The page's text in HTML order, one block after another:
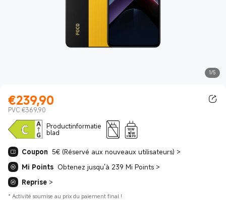
1/5
€239,90
Current Price €239.90
PVC €369,90
Productinformatie
blad 10W
-
90W
USB PD
Coupon 5€ (Réservé aux nouveaux utilisateurs) >
Mi Points Obtenez jusqu'à 239 Mi Points >
Reprise >
* Activité soumise au prix du paiement final !